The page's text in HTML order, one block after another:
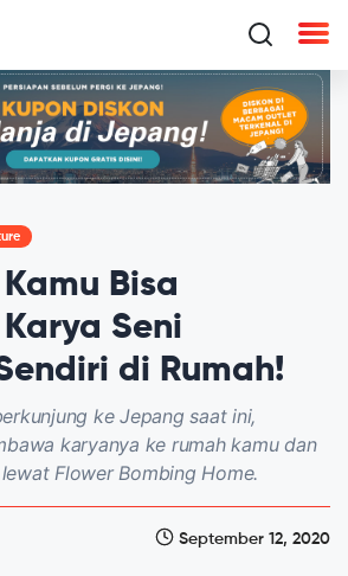
Bisa
Seni
di Rumah!
ke Jepang saat ini,
karyanya ke rumah kamu dan
Flower Bombing Home.
September 12, 2020